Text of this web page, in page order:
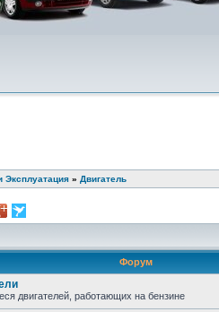
Эксплуатация » Двигатель
Форум
двигателей, работающих на бензине